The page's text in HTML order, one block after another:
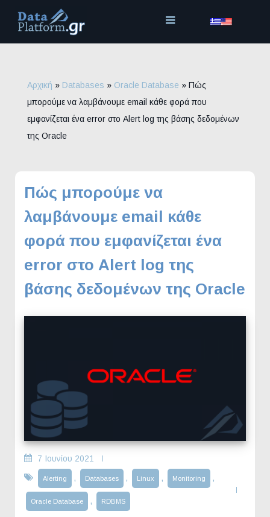
περιεχόμενο
Αρχική » Databases » Oracle Database » Πώς
μπορούμε να λαμβάνουμε email κάθε φορά που
εμφανίζεται ένα error στο Alert log της βάσης δεδομένων
της Oracle
Πώς μπορούμε να
λαμβάνουμε email κάθε
φορά που εμφανίζεται ένα
error στο Alert log της
βάσης δεδομένων της Oracle
7 Ιουνίου 2021
Alerting , Databases , Linux , Monitoring ,
Oracle Database , RDBMS